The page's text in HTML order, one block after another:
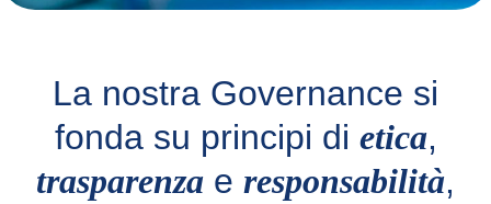
La nostra Governance si
fonda su principi di etica,
trasparenza e responsabilità,